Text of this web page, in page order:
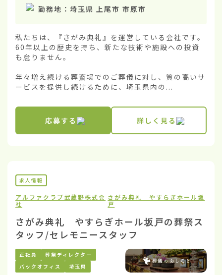
勤務地： 埼玉県 上尾市 市原市
私たちは、『さがみ典礼』を運営している会社です。
60年以上の歴史を持ち、新たな技術や施設への投資
も怠りません。
年々増え続ける葬斎場でのご葬儀に対し、質の高いサ
ービスを提供し続けるために、埼玉県内の...
応募する 詳しく見る
求人情報
アルファクラブ武蔵野株式会
社
さがみ典礼 やすらぎホール坂
戸
さがみ典礼 やすらぎホール坂戸の葬祭ス
タッフ/セレモニースタッフ
正社員
葬祭ディレクター
バックオフィス
埼玉県